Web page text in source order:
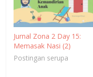
Jurnal Zona 2 Day 15:
Memasak Nasi (2)
Postingan serupa